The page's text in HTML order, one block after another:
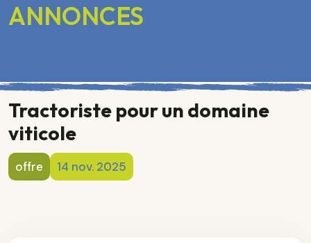
ANNONCES
Tractoriste pour un domaine
viticole
offre 14 nov. 2025